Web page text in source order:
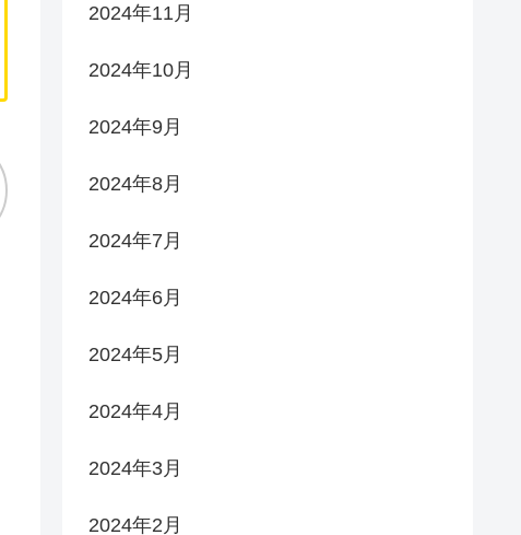
2024年11月
2024年10月
2024年9月
2024年8月
2024年7月
2024年6月
2024年5月
2024年4月
2024年3月
2024年2月